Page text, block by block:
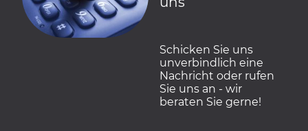
Schicken Sie uns
unverbindlich eine
Nachricht oder rufen
Sie uns an - wir
beraten Sie gerne!